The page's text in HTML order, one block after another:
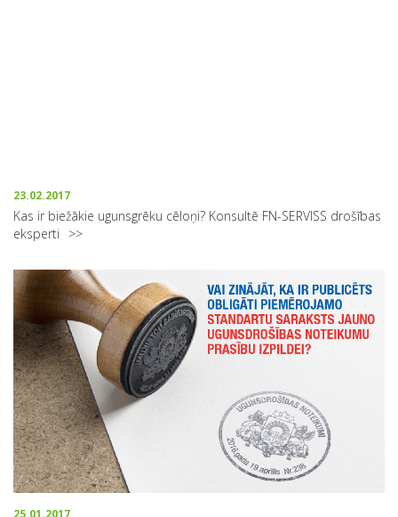
23.02.2017
Kas ir biežākie ugunsgrēku cēloņi? Konsultē FN-SERVISS drošības
eksperti